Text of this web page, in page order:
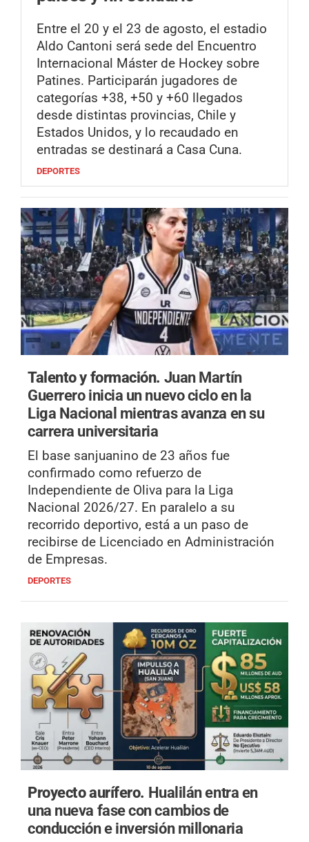
Entre el 20 y el 23 de agosto, el estadio
Aldo Cantoni será sede del Encuentro
Internacional Máster de Hockey sobre
Patines. Participarán jugadores de
categorías +38, +50 y +60 llegados
desde distintas provincias, Chile y
Estados Unidos, y lo recaudado en
entradas se destinará a Casa Cuna.
DEPORTES
Talento y formación. Juan Martín
Guerrero inicia un nuevo ciclo en la
Liga Nacional mientras avanza en su
carrera universitaria
El base sanjuanino de 23 años fue
confirmado como refuerzo de
Independiente de Oliva para la Liga
Nacional 2026/27. En paralelo a su
recorrido deportivo, está a un paso de
recibirse de Licenciado en Administración
de Empresas.
DEPORTES
Proyecto aurífero. Hualilán entra en
una nueva fase con cambios de
conducción e inversión millonaria